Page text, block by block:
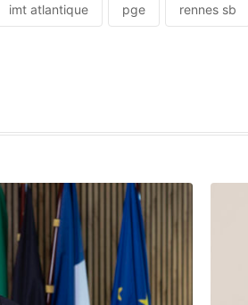
imt atlantique pge rennes sb